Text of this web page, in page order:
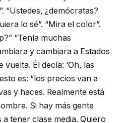
“Ustedes, ¿demócratas?
lo sé”. “Mira el color”.
“Tenía muchas
y cambiara a Estados
Él decía: ‘Oh, las
es: “los precios van a
y haces. Realmente está
Si hay más gente
tener clase media. Quiero